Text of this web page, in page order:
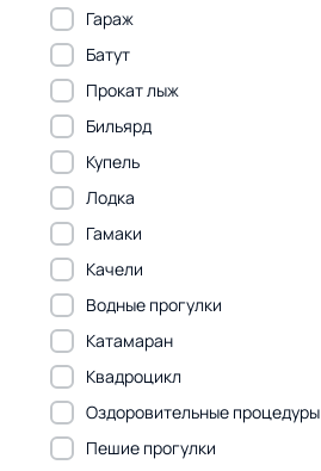
Гараж
Батут
Прокат лыж
Бильярд
Купель
Лодка
Гамаки
Качели
Водные прогулки
Катамаран
Квадроцикл
Оздоровительные процедуры
Пешие прогулки